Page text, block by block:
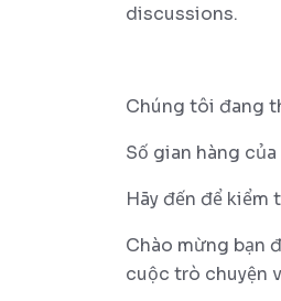
discussions.
Chúng tôi đang
Số gian hàng
Hãy đến để
Chào mừng bạn
cuộc trò chuyện